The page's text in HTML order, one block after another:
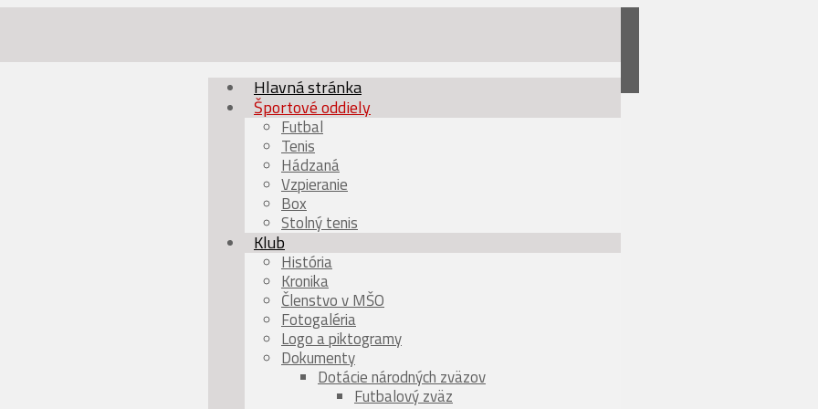
Hlavná stránka
Športové oddiely
Futbal
Tenis
Hádzaná
Vzpieranie
Box
Stolný tenis
Klub
História
Kronika
Členstvo v MŠO
Fotogaléria
Logo a piktogramy
Dokumenty
Dotácie národných zväzov
Futbalový zväz